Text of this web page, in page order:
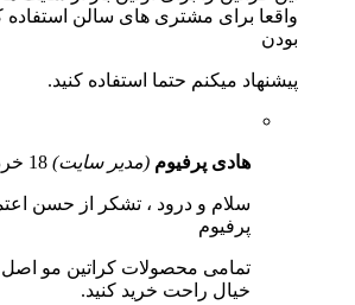
واقعا برای مشتری های سالن
بودن
پیشنهاد میکنم حتما استفاده کنید.
هادی پرفیوم (مدیر سایت) 18 خرداد 1401
سلام و درود ، تشکر از حسن
پرفیوم
تمامی محصولات کراتین مو اصل
خیال راحت خرید کنید.